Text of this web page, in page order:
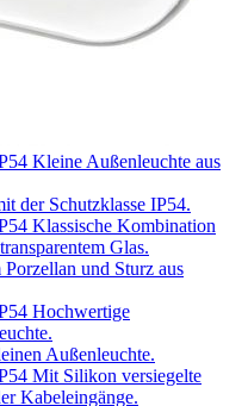
der Schutzklasse IP54.
und Sturz aus
Außenleuchte.